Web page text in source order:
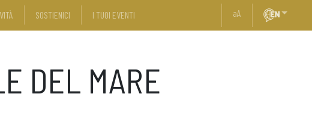
SOSTIENICI I TUOI EVENTI aA
DEL MARE